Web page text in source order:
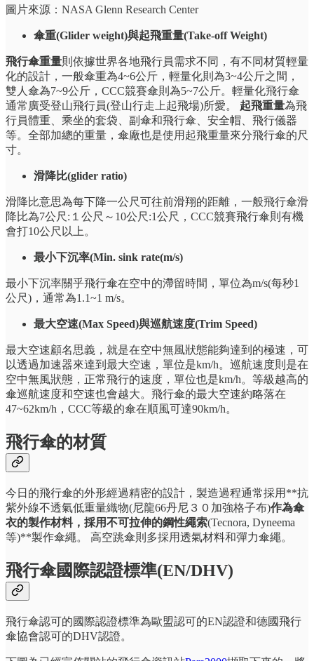
圖片來源：NASA Glenn Research Center
傘重(Glider weight)與起飛重量(Take-off Weight)
飛行傘重量則依據世界各地飛行員需求不同，有不同材質輕量
化的設計，一般傘重為4~6公斤，輕量化則為3~4公斤之間，
雙人傘為7~9公斤，CCC競賽傘則為5~7公斤。輕量化飛行傘
通常廣受登山飛行員(登山行走上起飛場)所愛。 起飛重量為飛
行員體重、乘坐的套袋、副傘和飛行傘、安全帽、飛行儀器
等。全部加總的重量，傘廠也是使用起飛重量來分飛行傘的尺
寸。
滑降比(glider ratio)
滑降比意思為每下降一公尺可往前滑翔的距離，一般飛行傘滑
降比為7公尺:１公尺～10公尺:1公尺，CCC競賽飛行傘則有機
會打10公尺以上。
最小下沉率(Min. sink rate(m/s)
最小下沉率關乎飛行傘在空中的滯留時間，單位為m/s(每秒1
公尺)，通常為1.1~1 m/s。
最大空速(Max Speed)與巡航速度(Trim Speed)
最大空速顧名思義，就是在空中無風狀態能夠達到的極速，可
以透過加速器來達到最大空速，單位是km/h。巡航速度則是在
空中無風狀態，正常飛行的速度，單位也是km/h。等級越高的
傘巡航速度和空速也會越大。飛行傘的最大空速約略落在
47~62km/h，CCC等級的傘在順風可達90km/h。
飛行傘的材質
今日的飛行傘的外形經過精密的設計，製造過程通常採用**抗
紫外線不透氣低重量織物(尼龍66丹尼３０加強格子布)作為傘
衣的製作材料，採用不可拉伸的鋼性繩索(Tecnora, Dyneema
等)**製作傘繩。 高空跳傘則多採用透氣材料和彈力傘繩。
飛行傘國際認證標準(EN/DHV)
飛行傘認可的國際認證標準為歐盟認可的EN認證和德國飛行
傘協會認可的DHV認證。